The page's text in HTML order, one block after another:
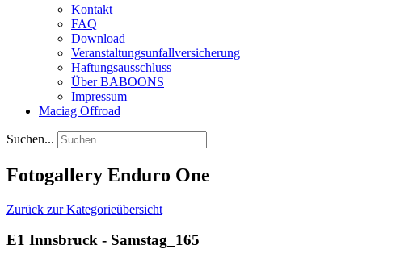
Kontakt
FAQ
Download
Veranstaltungsunfallversicherung
Haftungsausschluss
Über BABOONS
Impressum
Maciag Offroad
Suchen...
Fotogallery Enduro One
Zurück zur Kategorieübersicht
E1 Innsbruck - Samstag_165